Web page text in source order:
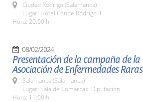
Ciudad Rodrigo (Salamanca)
Lugar: Hotel Conde Rodrigo II
Hora: 20:00 h.
08/02/2024
Presentación de la campaña de la
Asociación de Enfermedades Raras
Salamanca (Salamanca)
Lugar: Sala de Comarcas. Diputación
Hora: 11:00 h.